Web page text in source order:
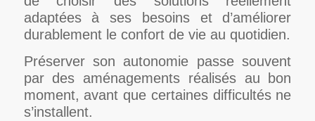
adaptées à ses besoins et d’améliorer
durablement le confort de vie au quotidien.
Préserver son autonomie passe souvent
par des aménagements réalisés au bon
moment, avant que certaines difficultés ne
s’installent.